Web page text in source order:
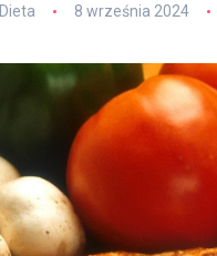
Dieta 8 września 2024